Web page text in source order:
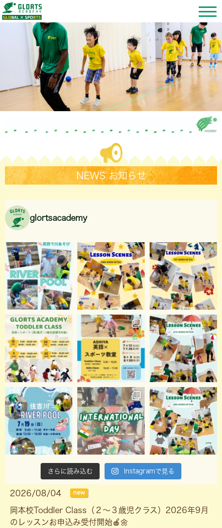
NEWS お知らせ
glortsacademy
さらに読み込む Instagramで見る
2026/08/04
岡本校Toddler Class（２〜３歳児クラス）2026年9月
のレッスンお申込み受付開始🍎🌼